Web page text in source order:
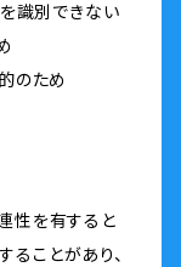
を識別できない
のため
性を有すると
ことがあり、